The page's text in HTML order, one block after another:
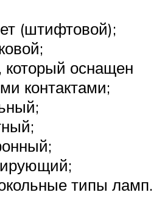
(штифтовой);
который оснащен
контактами;
типы ламп.